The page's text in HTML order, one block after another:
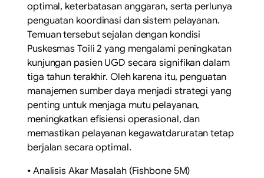
optimal, keterbatasan anggaran, serta perlunya
penguatan koordinasi dan sistem pelayanan.
Temuan tersebut sejalan dengan kondisi
Puskesmas Toili 2 yang mengalami peningkatan
kunjungan pasien UGD secara signifikan dalam
tiga tahun terakhir. Oleh karena itu, penguatan
manajemen sumber daya menjadi strategi yang
penting untuk menjaga mutu pelayanan,
meningkatkan efisiensi operasional, dan
memastikan pelayanan kegawatdaruratan tetap
berjalan secara optimal.
⦁ Analisis Akar Masalah (Fishbone 5M)